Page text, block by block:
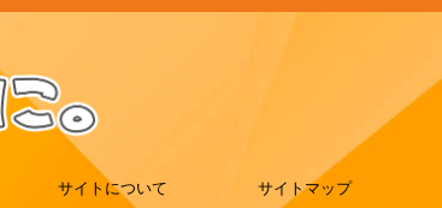
サイトについて サイトマップ